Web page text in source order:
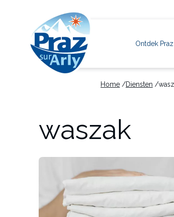
Ontdek
Home Diensten
waszak